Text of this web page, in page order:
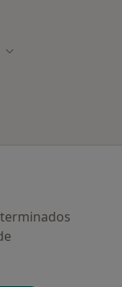
Mudar de cidade